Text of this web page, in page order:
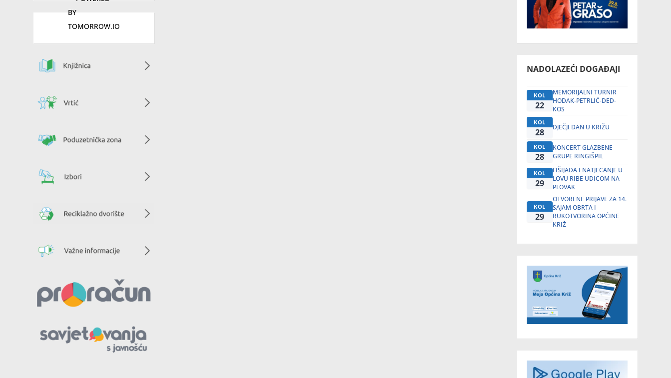
NADOLAZEĆI DOGAĐAJI
KOL
22
MEMORIJALNI TURNIR
HODAK-PETRLIĆ-DED-
KOS
KOL
28 DJEČJI DAN U KRIŽU
KOL
28
KONCERT GLAZBENE
GRUPE RINGIŠPIL
KOL
29
FIŠIJADA I NATJECANJE U
LOVU RIBE UDICOM NA
PLOVAK
KOL
29
OTVORENE PRIJAVE ZA 14.
SAJAM OBRTA I
RUKOTVORINA OPĆINE
KRIŽ